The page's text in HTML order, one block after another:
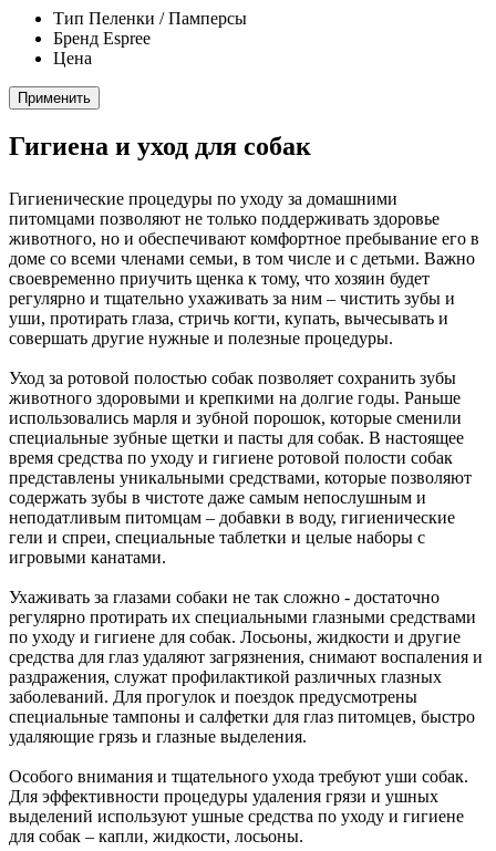
Тип Пеленки / Памперсы
Бренд Espree
Цена
Применить
Гигиена и уход для собак
Гигиенические процедуры по уходу за домашними
питомцами позволяют не только поддерживать здоровье
животного, но и обеспечивают комфортное пребывание его в
доме со всеми членами семьи, в том числе и с детьми. Важно
своевременно приучить щенка к тому, что хозяин будет
регулярно и тщательно ухаживать за ним – чистить зубы и
уши, протирать глаза, стричь когти, купать, вычесывать и
совершать другие нужные и полезные процедуры.
Уход за ротовой полостью собак позволяет сохранить зубы
животного здоровыми и крепкими на долгие годы. Раньше
использовались марля и зубной порошок, которые сменили
специальные зубные щетки и пасты для собак. В настоящее
время средства по уходу и гигиене ротовой полости собак
представлены уникальными средствами, которые позволяют
содержать зубы в чистоте даже самым непослушным и
неподатливым питомцам – добавки в воду, гигиенические
гели и спреи, специальные таблетки и целые наборы с
игровыми канатами.
Ухаживать за глазами собаки не так сложно - достаточно
регулярно протирать их специальными глазными средствами
по уходу и гигиене для собак. Лосьоны, жидкости и другие
средства для глаз удаляют загрязнения, снимают воспаления и
раздражения, служат профилактикой различных глазных
заболеваний. Для прогулок и поездок предусмотрены
специальные тампоны и салфетки для глаз питомцев, быстро
удаляющие грязь и глазные выделения.
Особого внимания и тщательного ухода требуют уши собак.
Для эффективности процедуры удаления грязи и ушных
выделений используют ушные средства по уходу и гигиене
для собак – капли, жидкости, лосьоны.